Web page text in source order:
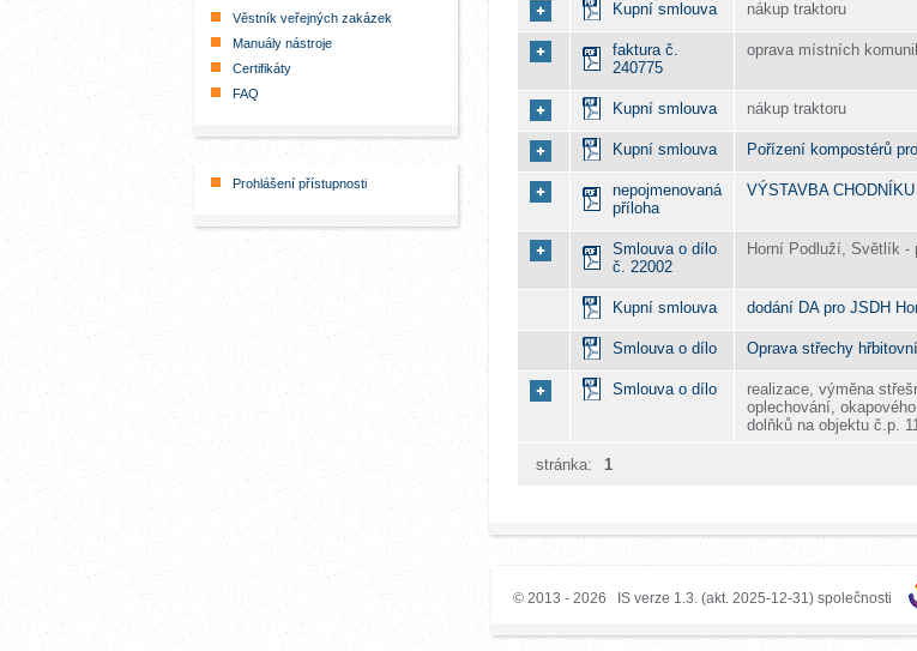
Věstník veřejných zakázek
Manuály nástroje
Certifikáty
FAQ
Prohlášení přístupnosti
Kupní smlouva nákup traktoru
faktura č.
240775
oprava místních
Kupní smlouva nákup traktoru
Kupní smlouva Pořízení kompostérů
nepojmenovaná
příloha
VÝSTAVBA
Smlouva o dílo
č. 22002
Horní Podluží, Světlík -
Kupní smlouva dodání DA pro JSDH
Smlouva o dílo Oprava střechy
Smlouva o dílo
realizace, výměna
oplechování,
dolňků na objektu č.p.
stránka: 1
© 2013 - 2026 IS verze 1.3. (akt. 2025-12-31) společnosti